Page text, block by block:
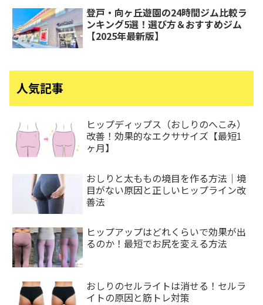
登戸・向ヶ丘遊園の24時間ジム比較ラ
ンキング5選！選び方＆おすすめジム
【2025年最新版】
人気記事
ヒップディップス（おしりのへこみ）
改善！効果的なエクササイズ【最短1
ヶ月】
おしりと太ももの境目を作る方法｜境
目がない原因と正しいヒップライン改
善法
ヒップアップはどれくらいで効果が出
るのか！最短でお尻を変える方法
おしりのセルライトは消せる！セルラ
イトの原因と筋トレ対策